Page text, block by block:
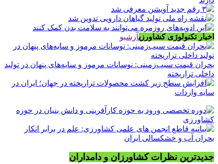
اخبار تکنولوژی کشاورزیآرشیو
بحران قیمت سیب‌زمینی: نوسانات مرموز و سایه‌های پنهان در تولید
داخلی تراریخته
جدیدترین نظرات کشاورزان و دامداران